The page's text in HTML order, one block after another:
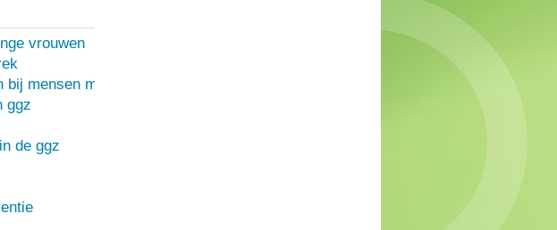
vrouwen
mensen met een depressie
ggz
de ggz